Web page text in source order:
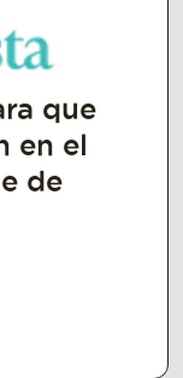
que
en el
de